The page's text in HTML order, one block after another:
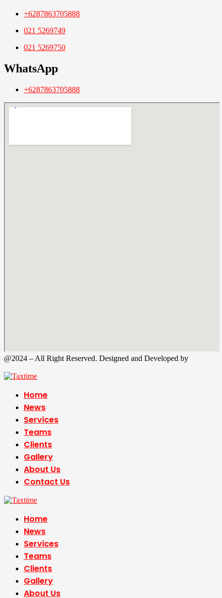
+6287863705888
021 5269749
021 5269750
WhatsApp
+6287863705888
@2024 – All Right Reserved. Designed and Developed by
Home
News
Services
Teams
Clients
Gallery
About Us
Contact Us
Home
News
Services
Teams
Clients
Gallery
About Us